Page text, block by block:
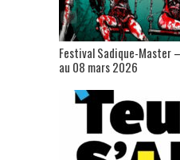
Festival Sadique-Master
au 08 mars 2026